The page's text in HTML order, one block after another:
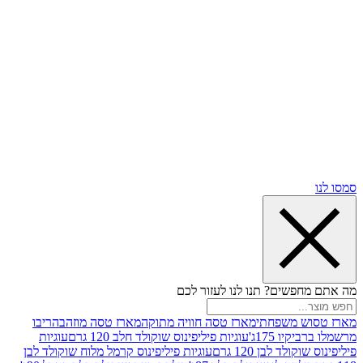
תנו לנו לעזור לכם
משפחתימארז טסה חוויה מתוקהמארז טסה מוזהבהריבו
175ג'
עוגיות פיליפינוס שוקולד חלב 120 גרם
עוגיות
לבן 120 גרם
עוגיות פיליפינוס קרמל מלוח שוקולד לבן